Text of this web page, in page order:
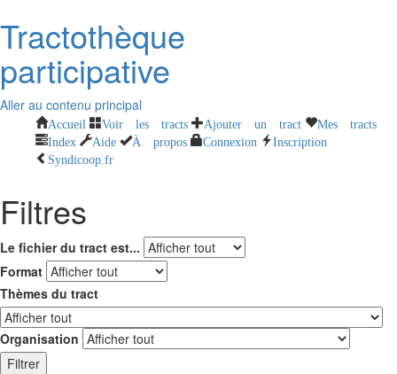
Tractothèque
participative
Aller au contenu principal
Accueil Voir les tracts Ajouter un tract
Mes tracts
Index
Aide À propos Connexion
Inscription
Syndicoop.fr
Filtres
Le fichier du tract est...
Format
Thèmes du tract
Organisation
Filtrer